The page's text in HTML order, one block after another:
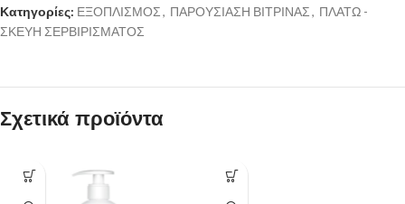
Κατηγορίες: ΕΞΟΠΛΙΣΜΟΣ, ΠΑΡΟΥΣΙΑΣΗ ΒΙΤΡΙΝΑΣ, ΠΛΑΤΩ -
ΣΚΕΥΗ ΣΕΡΒΙΡΙΣΜΑΤΟΣ
Σχετικά προϊόντα